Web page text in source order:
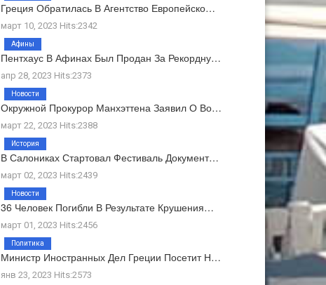
Греция Обратилась В Агентство Европейско…
март 10, 2023 Hits:2342
Пентхаус В Афинах Был Продан За Рекордну…
апр 28, 2023 Hits:2373
Афины
Окружной Прокурор Манхэттена Заявил О Во…
март 22, 2023 Hits:2388
Новости
В Салониках Стартовал Фестиваль Документ…
март 02, 2023 Hits:2439
История
36 Человек Погибли В Результате Крушения…
март 01, 2023 Hits:2456
Новости
Министр Иностранных Дел Греции Посетит Н…
янв 23, 2023 Hits:2573
Политика